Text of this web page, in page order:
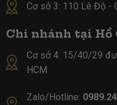
Cơ sở 3: 110 Lê Độ -
Chi nhánh tại Hồ
Cơ sở 4: 15/40/29
HCM
Zalo/Hotline: